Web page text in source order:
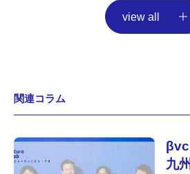
view all
関連コラム
βvc
九